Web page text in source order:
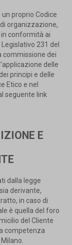
proprio Codice
organizzazione,
in conformità ai
231 del
commissione dei
delle
principi e delle
Etico e nel
seguente link
E
dalla legge
derivante,
in caso di
è quella del foro
del Cliente
competenza